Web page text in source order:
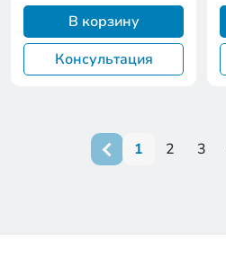
В корзину
Консультация
1 2 3